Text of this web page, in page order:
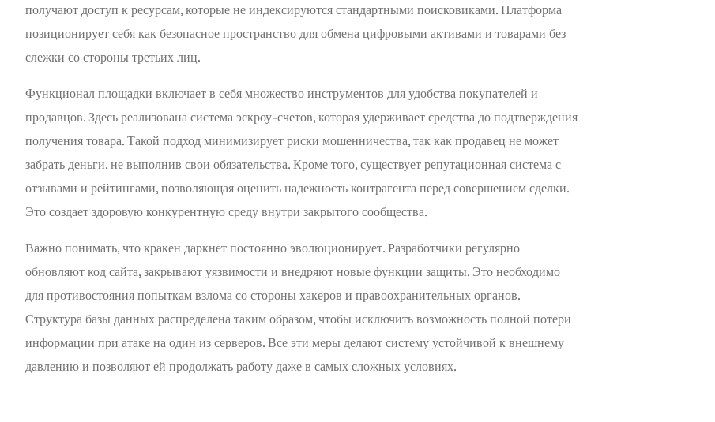
получают доступ к ресурсам, которые не индексируются стандартными поисковиками. Платформа
позиционирует себя как безопасное пространство для обмена цифровыми активами и товарами без
слежки со стороны третьих лиц.
Функционал площадки включает в себя множество инструментов для удобства покупателей и
продавцов. Здесь реализована система эскроу-счетов, которая удерживает средства до подтверждения
получения товара. Такой подход минимизирует риски мошенничества, так как продавец не может
забрать деньги, не выполнив свои обязательства. Кроме того, существует репутационная система с
отзывами и рейтингами, позволяющая оценить надежность контрагента перед совершением сделки.
Это создает здоровую конкурентную среду внутри закрытого сообщества.
Важно понимать, что кракен даркнет постоянно эволюционирует. Разработчики регулярно
обновляют код сайта, закрывают уязвимости и внедряют новые функции защиты. Это необходимо
для противостояния попыткам взлома со стороны хакеров и правоохранительных органов.
Структура базы данных распределена таким образом, чтобы исключить возможность полной потери
информации при атаке на один из серверов. Все эти меры делают систему устойчивой к внешнему
давлению и позволяют ей продолжать работу даже в самых сложных условиях.